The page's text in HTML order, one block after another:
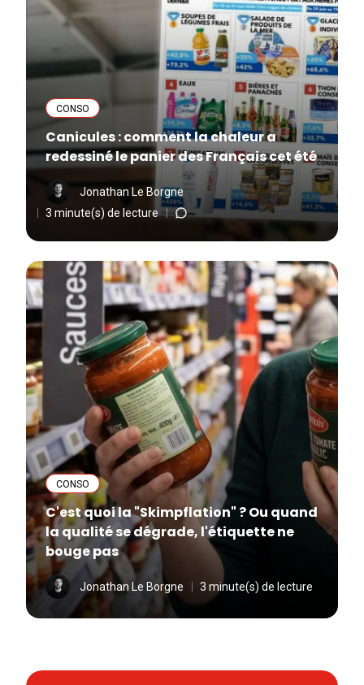
CONSO
Canicules : comment la chaleur a
redessiné le panier des Français cet été
Jonathan Le Borgne
3 minute(s) de lecture
CONSO
C'est quoi la "Skimpflation" ? Ou quand
la qualité se dégrade, l'étiquette ne
bouge pas
Jonathan Le Borgne 3 minute(s) de lecture